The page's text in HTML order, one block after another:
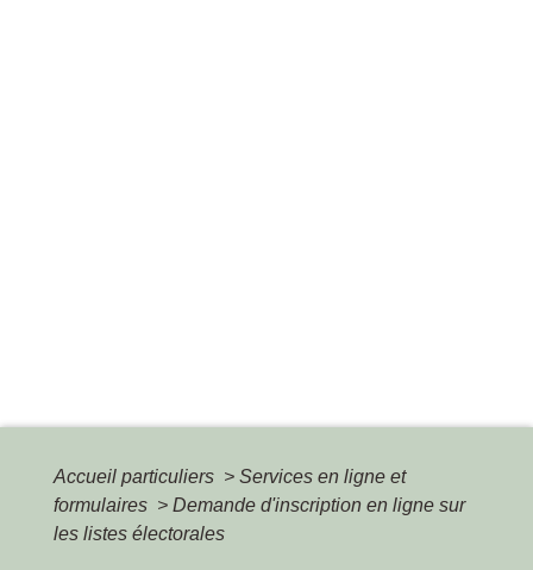
Accueil particuliers > Services en ligne et
formulaires > Demande d'inscription en ligne sur
les listes électorales